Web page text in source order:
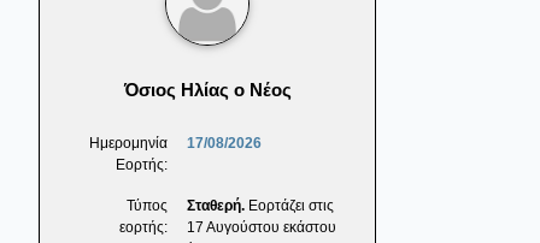
Όσιος Ηλίας ο Νέος
Ημερομηνία
Εορτής:
17/08/2026
Τύπος
εορτής:
Σταθερή. Εορτάζει στις
17 Αυγούστου εκάστου